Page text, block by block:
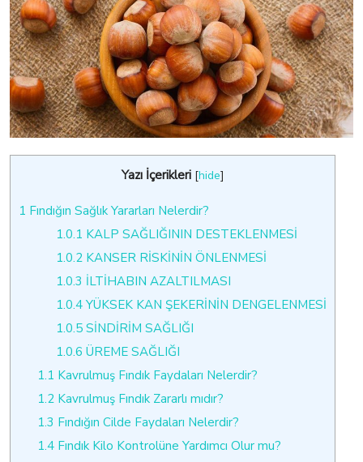
Yazı İçerikleri [hide]
1 Fındığın Sağlık Yararları Nelerdir?
1.0.1 KALP SAĞLIĞININ DESTEKLENMESİ
1.0.2KANSER RİSKİNİN ÖNLENMESİ
1.0.3 İLTİHABIN AZALTILMASI
1.0.4YÜKSEK KAN ŞEKERİNİN DENGELENMESİ
1.0.5SİNDİRİM SAĞLIĞI
1.0.6 ÜREME SAĞLIĞI
1.1 Kavrulmuş Fındık Faydaları Nelerdir?
1.2Kavrulmuş Fındık Zararlı mıdır?
1.3 Fındığın Cilde Faydaları Nelerdir?
1.4Fındık Kilo Kontrolüne Yardımcı Olur mu?